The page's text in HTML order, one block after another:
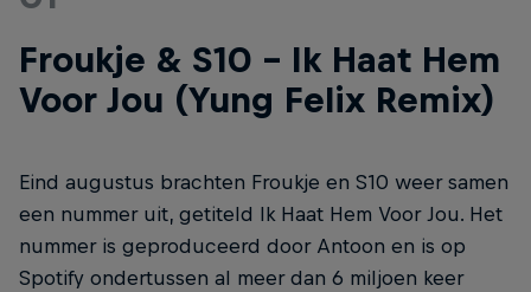
Froukje & S10 – Ik Haat Hem
Voor Jou (Yung Felix Remix)
Eind augustus brachten Froukje en S10 weer samen
een nummer uit, getiteld Ik Haat Hem Voor Jou. Het
nummer is geproduceerd door Antoon en is op
Spotify ondertussen al meer dan 6 miljoen keer